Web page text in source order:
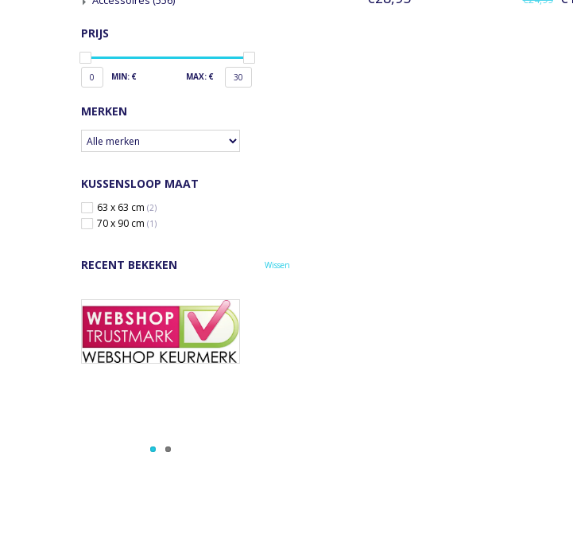
PRIJS
0 MIN: € MAX: € 30
MERKEN
KUSSENSLOOP MAAT
63 x 63 cm (2)
70 x 90 cm (1)
RECENT BEKEKEN Wissen